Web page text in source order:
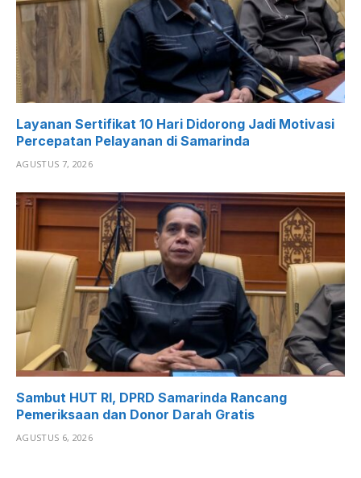
Layanan Sertifikat 10 Hari Didorong Jadi Motivasi
Percepatan Pelayanan di Samarinda
AGUSTUS 7, 2026
Sambut HUT RI, DPRD Samarinda Rancang
Pemeriksaan dan Donor Darah Gratis
AGUSTUS 6, 2026